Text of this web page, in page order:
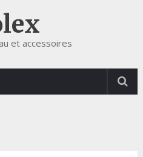
et accessoires